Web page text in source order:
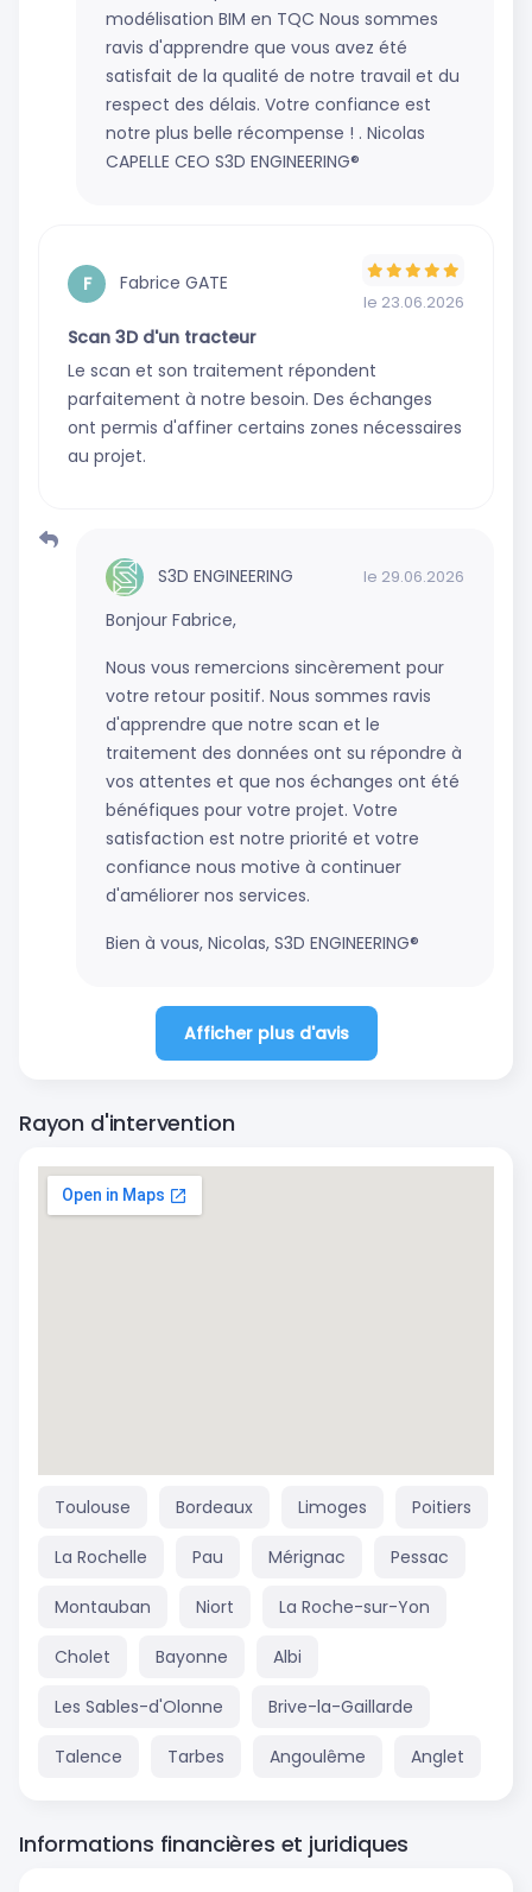
modélisation BIM en TQC Nous sommes
ravis d'apprendre que vous avez été
satisfait de la qualité de notre travail et du
respect des délais. Votre confiance est
notre plus belle récompense ! . Nicolas
CAPELLE CEO S3D ENGINEERING®
F Fabrice GATE
le 23.06.2026
Scan 3D d'un tracteur
Le scan et son traitement répondent
parfaitement à notre besoin. Des échanges
ont permis d'affiner certains zones nécessaires
au projet.
S3D ENGINEERING le 29.06.2026
Bonjour Fabrice,
Nous vous remercions sincèrement pour
votre retour positif. Nous sommes ravis
d'apprendre que notre scan et le
traitement des données ont su répondre à
vos attentes et que nos échanges ont été
bénéfiques pour votre projet. Votre
satisfaction est notre priorité et votre
confiance nous motive à continuer
d'améliorer nos services.
Bien à vous, Nicolas, S3D ENGINEERING®
Afficher plus d'avis
Rayon d'intervention
Toulouse Bordeaux Limoges Poitiers
La Rochelle Pau Mérignac Pessac
Montauban Niort La Roche-sur-Yon
Cholet Bayonne Albi
Les Sables-d'Olonne Brive-la-Gaillarde
Talence Tarbes Angoulême Anglet
Informations financières et juridiques